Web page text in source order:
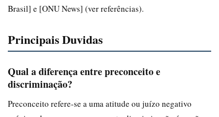
Brasil] e [ONU News] (ver referências).
Principais Duvidas
Qual a diferença entre preconceito e
discriminação?
Preconceito refere-se a uma atitude ou juízo negativo